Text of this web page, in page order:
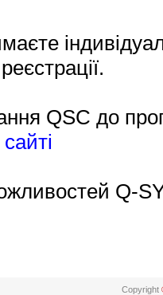
QSC до
Q-
Copyright